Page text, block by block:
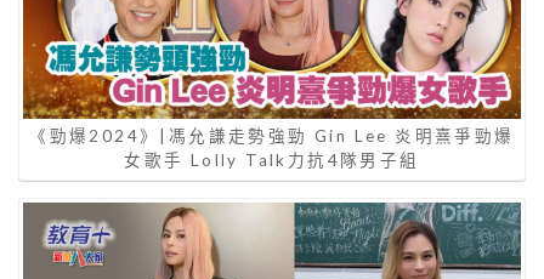
《勁爆2024》|馮允謙走勢強勁 Gin Lee 炎明熹爭勁爆
女歌手 Lolly Talk力抗4隊男子組